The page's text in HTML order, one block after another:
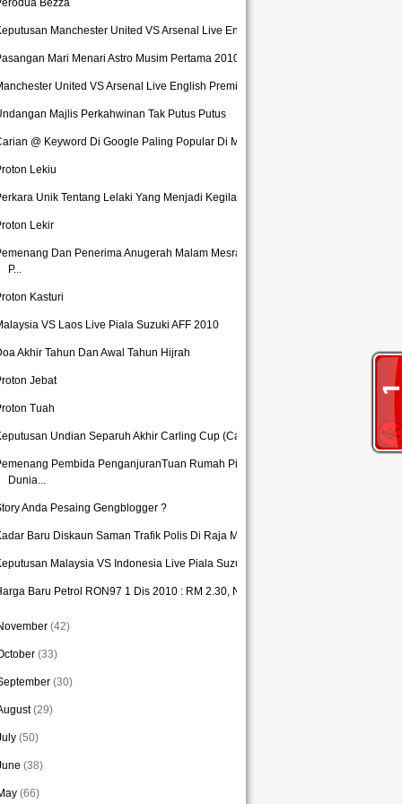
Bezza
Manchester United VS Arsenal Live Englis...
Mari Menari Astro Musim Pertama 2010 Yang...
United VS Arsenal Live English Premier...
Majlis Perkahwinan Tak Putus Putus
@ Keyword Di Google Paling Popular Di Malay...
Lekiu
Unik Tentang Lelaki Yang Menjadi Kegilaan ...
Lekir
Dan Penerima Anugerah Malam Mesra Badan
P...
Kasturi
VS Laos Live Piala Suzuki AFF 2010
Akhir Tahun Dan Awal Tahun Hijrah
Jebat
Tuah
Undian Separuh Akhir Carling Cup (Carlin...
Pembida PenganjuranTuan Rumah Piala
Dunia...
Anda Pesaing Gengblogger ?
Baru Diskaun Saman Trafik Polis Di Raja Mala...
Malaysia VS Indonesia Live Piala Suzuki ...
Baru Petrol RON97 1 Dis 2010 : RM 2.30, Naik...
(42)
(33)
(30)
(29)
(50)
(38)
(66)